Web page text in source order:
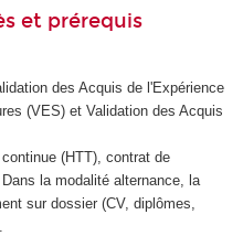
et prérequis
des Acquis de l'Expérience
(VES) et Validation des Acquis
(HTT), contrat de
la modalité alternance, la
sur dossier (CV, diplômes,